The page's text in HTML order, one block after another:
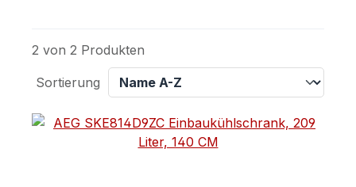
2 von 2 Produkten
Sortierung